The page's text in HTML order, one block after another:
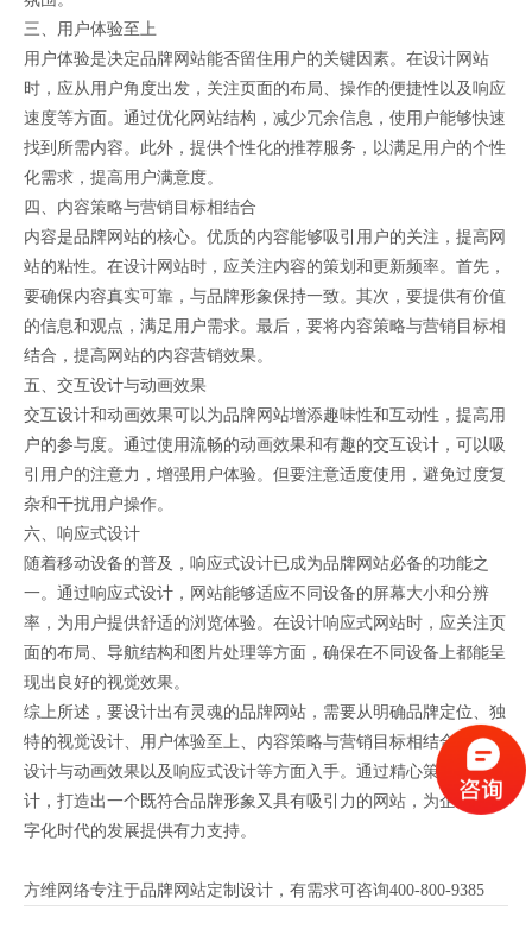
三、用户体验至上
用户体验是决定品牌网站能否留住用户的关键因素。在设计网站
时，应从用户角度出发，关注页面的布局、操作的便捷性以及响应
速度等方面。通过优化网站结构，减少冗余信息，使用户能够快速
找到所需内容。此外，提供个性化的推荐服务，以满足用户的个性
化需求，提高用户满意度。
四、内容策略与营销目标相结合
内容是品牌网站的核心。优质的内容能够吸引用户的关注，提高网
站的粘性。在设计网站时，应关注内容的策划和更新频率。首先，
要确保内容真实可靠，与品牌形象保持一致。其次，要提供有价值
的信息和观点，满足用户需求。最后，要将内容策略与营销目标相
结合，提高网站的内容营销效果。
五、交互设计与动画效果
交互设计和动画效果可以为品牌网站增添趣味性和互动性，提高用
户的参与度。通过使用流畅的动画效果和有趣的交互设计，可以吸
引用户的注意力，增强用户体验。但要注意适度使用，避免过度复
杂和干扰用户操作。
六、响应式设计
随着移动设备的普及，响应式设计已成为品牌网站必备的功能之
一。通过响应式设计，网站能够适应不同设备的屏幕大小和分辨
率，为用户提供舒适的浏览体验。在设计响应式网站时，应关注页
面的布局、导航结构和图片处理等方面，确保在不同设备上都能呈
现出良好的视觉效果。
综上所述，要设计出有灵魂的品牌网站，需要从明确品牌定位、独
特的视觉设计、用户体验至上、内容策略与营销目标相结合、交互
设计与动画效果以及响应式设计等方面入手。通过精心策划和设
计，打造出一个既符合品牌形象又具有吸引力的网站，为企业在数
字化时代的发展提供有力支持。
方维网络专注于品牌网站定制设计，有需求可咨询400-800-9385